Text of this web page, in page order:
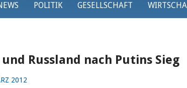
POLITIK GESELLSCHAFT
Russland nach Putins Sieg
2012